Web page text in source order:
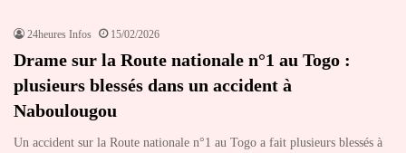
24heures Infos 15/02/2026
Drame sur la Route nationale n°1 au Togo :
plusieurs blessés dans un accident à
Naboulougou
Un accident sur la Route nationale n°1 au Togo a fait plusieurs blessés à